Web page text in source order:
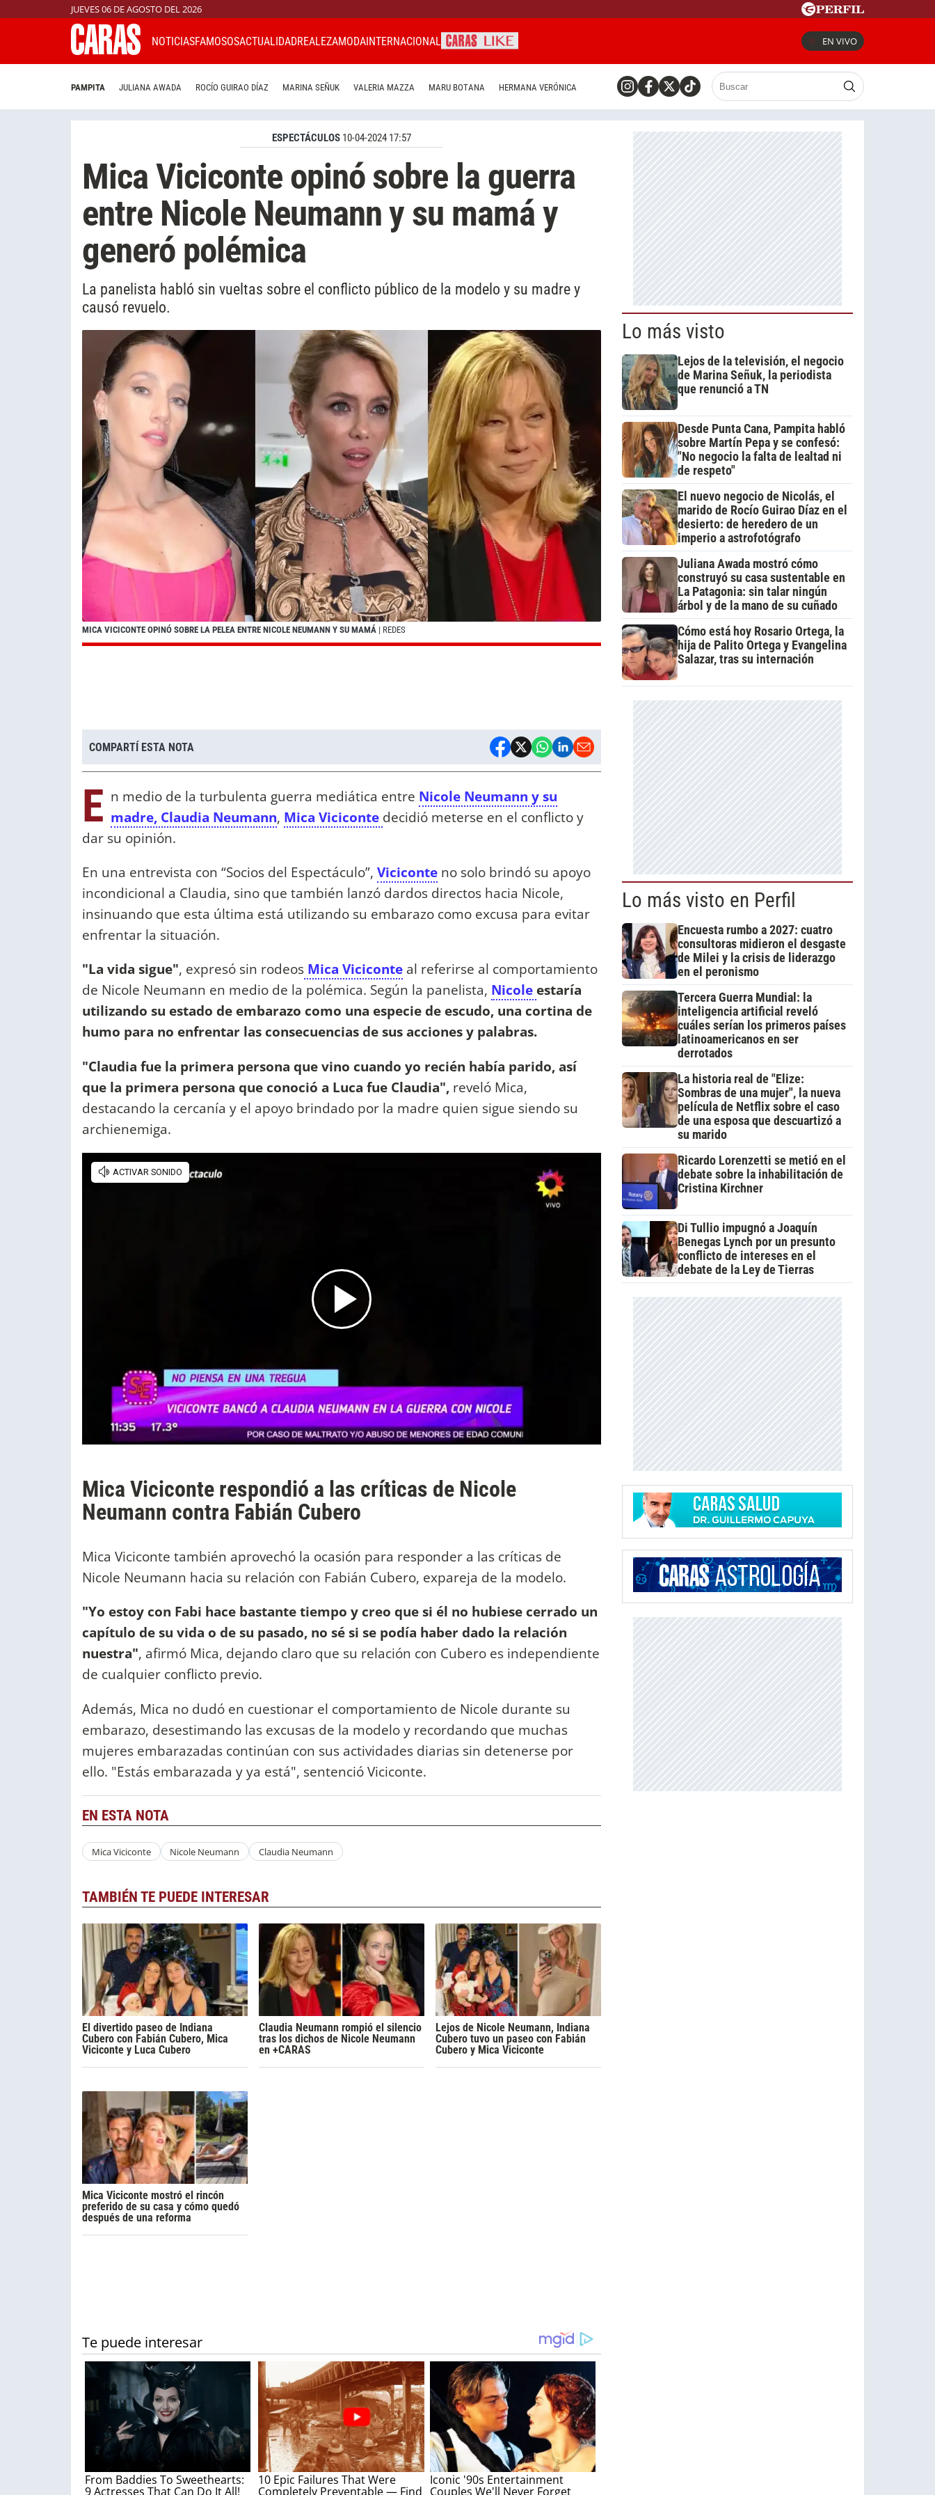
JUEVES 06 DE AGOSTO DEL 2026
NOTICIASFAMOSOSACTUALIDADREALEZAMODAINTERNACIONAL EN VIVO
PAMPITA JULIANA AWADA ROCÍO GUIRAO DÍAZ MARINA SEÑUK VALERIA MAZZA MARU BOTANA HERMANA VERÓNICA
ESPECTÁCULOS 10-04-2024 17:57
Mica Viciconte opinó sobre la guerra
entre Nicole Neumann y su mamá y
generó polémica
La panelista habló sin vueltas sobre el conflicto público de la modelo y su madre y
causó revuelo.
MICA VICICONTE OPINÓ SOBRE LA PELEA ENTRE NICOLE NEUMANN Y SU MAMÁ | REDES
COMPARTÍ ESTA NOTA
E n medio de la turbulenta guerra mediática entre Nicole Neumann y su
madre, Claudia Neumann, Mica Viciconte decidió meterse en el conflicto y
dar su opinión.
En una entrevista con “Socios del Espectáculo”, Viciconte no solo brindó su apoyo
incondicional a Claudia, sino que también lanzó dardos directos hacia Nicole,
insinuando que esta última está utilizando su embarazo como excusa para evitar
enfrentar la situación.
"La vida sigue", expresó sin rodeos Mica Viciconte al referirse al comportamiento
de Nicole Neumann en medio de la polémica. Según la panelista, Nicole estaría
utilizando su estado de embarazo como una especie de escudo, una cortina de
humo para no enfrentar las consecuencias de sus acciones y palabras.
"Claudia fue la primera persona que vino cuando yo recién había parido, así
que la primera persona que conoció a Luca fue Claudia", reveló Mica,
destacando la cercanía y el apoyo brindado por la madre quien sigue siendo su
archienemiga.
Mica Viciconte respondió a las críticas de Nicole
Neumann contra Fabián Cubero
Mica Viciconte también aprovechó la ocasión para responder a las críticas de
Nicole Neumann hacia su relación con Fabián Cubero, expareja de la modelo.
"Yo estoy con Fabi hace bastante tiempo y creo que si él no hubiese cerrado un
capítulo de su vida o de su pasado, no sé si se podía haber dado la relación
nuestra", afirmó Mica, dejando claro que su relación con Cubero es independiente
de cualquier conflicto previo.
Además, Mica no dudó en cuestionar el comportamiento de Nicole durante su
embarazo, desestimando las excusas de la modelo y recordando que muchas
mujeres embarazadas continúan con sus actividades diarias sin detenerse por
ello. "Estás embarazada y ya está", sentenció Viciconte.
EN ESTA NOTA
Mica Viciconte Nicole Neumann Claudia Neumann
TAMBIÉN TE PUEDE INTERESAR
El divertido paseo de Indiana
Cubero con Fabián Cubero, Mica
Viciconte y Luca Cubero
Claudia Neumann rompió el silencio
tras los dichos de Nicole Neumann
en +CARAS
Lejos de Nicole Neumann, Indiana
Cubero tuvo un paseo con Fabián
Cubero y Mica Viciconte
Mica Viciconte mostró el rincón
preferido de su casa y cómo quedó
después de una reforma
Lo más visto
Lejos de la televisión, el negocio
de Marina Señuk, la periodista
que renunció a TN
Desde Punta Cana, Pampita habló
sobre Martín Pepa y se confesó:
"No negocio la falta de lealtad ni
de respeto"
El nuevo negocio de Nicolás, el
marido de Rocío Guirao Díaz en el
desierto: de heredero de un
imperio a astrofotógrafo
Juliana Awada mostró cómo
construyó su casa sustentable en
La Patagonia: sin talar ningún
árbol y de la mano de su cuñado
Cómo está hoy Rosario Ortega, la
hija de Palito Ortega y Evangelina
Salazar, tras su internación
Lo más visto en Perfil
Encuesta rumbo a 2027: cuatro
consultoras midieron el desgaste
de Milei y la crisis de liderazgo
en el peronismo
Tercera Guerra Mundial: la
inteligencia artificial reveló
cuáles serían los primeros países
latinoamericanos en ser
derrotados
La historia real de "Elize:
Sombras de una mujer", la nueva
película de Netflix sobre el caso
de una esposa que descuartizó a
su marido
Ricardo Lorenzetti se metió en el
debate sobre la inhabilitación de
Cristina Kirchner
Di Tullio impugnó a Joaquín
Benegas Lynch por un presunto
conflicto de intereses en el
debate de la Ley de Tierras